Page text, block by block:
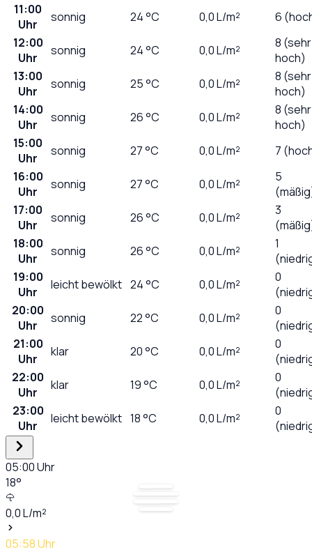
11:00
Uhr
sonnig 24°C 0,0L/m²
6
12:00
Uhr
sonnig 24°C 0,0L/m²
8 (sehr
hoch)
13:00
Uhr
sonnig 25°C 0,0L/m²
8 (sehr
hoch)
14:00
Uhr
sonnig 26°C 0,0L/m²
8 (sehr
hoch)
15:00
Uhr
sonnig 27°C 0,0L/m²
7
16:00
Uhr
sonnig 27°C 0,0L/m²
5
17:00
Uhr
sonnig 26°C 0,0L/m²
3
18:00
Uhr
sonnig 26°C 0,0L/m²
1
19:00
Uhr
leicht bewölkt 24°C 0,0L/m²
0
20:00
Uhr
sonnig 22°C 0,0L/m²
0
21:00
Uhr
klar 20°C 0,0L/m²
0
22:00
Uhr
klar 19°C 0,0L/m²
0
23:00
Uhr
leicht bewölkt 18°C 0,0L/m²
0
05:00Uhr
18°
0,0L/m²
05:58Uhr